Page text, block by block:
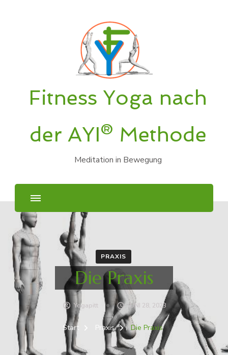
Fitness Yoga nach
der AYI® Methode
Meditation in Bewegung
PRAXIS
Die Praxis
Yogapitt JUNI 28, 2023
Start Praxis Die Praxis